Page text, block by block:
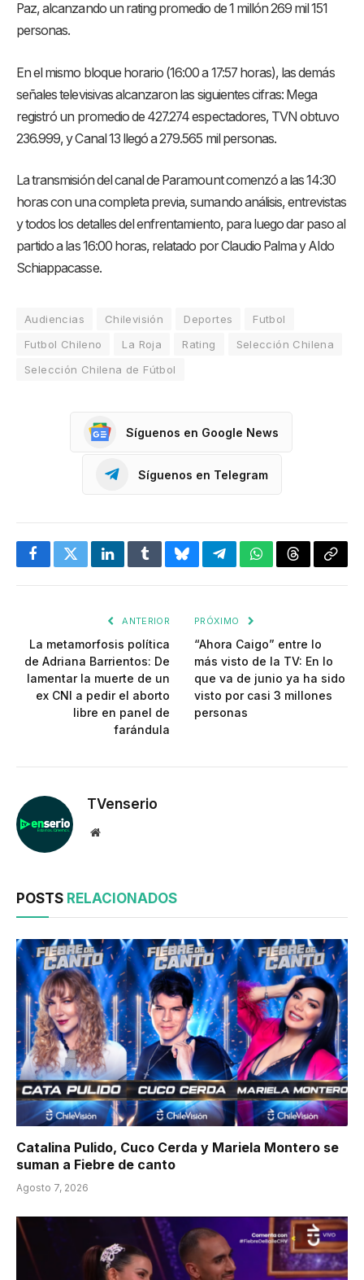
Paz, alcanzando un rating promedio de 1 millón 269 mil 151
personas.
En el mismo bloque horario (16:00 a 17:57 horas), las demás
señales televisivas alcanzaron las siguientes cifras: Mega
registró un promedio de 427.274 espectadores, TVN obtuvo
236.999, y Canal 13 llegó a 279.565 mil personas.
La transmisión del canal de Paramount comenzó a las 14:30
horas con una completa previa, sumando análisis, entrevistas
y todos los detalles del enfrentamiento, para luego dar paso al
partido a las 16:00 horas, relatado por Claudio Palma y Aldo
Schiappacasse.
Audiencias Chilevisión Deportes
Futbol
Futbol Chileno
La Roja Rating
Selección Chilena
Selección Chilena de Fútbol
Síguenos en Google News
Síguenos en Telegram
FacebookTwitterLinkedInTumblrBlueskyTelegramWhatsApp
Threads
ANTERIOR
La metamorfosis política
de Adriana Barrientos: De
lamentar la muerte de un
ex CNI a pedir el aborto
libre en panel de
farándula
PRÓXIMO
“Ahora Caigo” entre lo
más visto de la TV: En lo
que va de junio ya ha sido
visto por casi 3 millones
personas
TVenserio
Website
POSTS RELACIONADOS
Catalina Pulido, Cuco Cerda y Mariela Montero se
suman a Fiebre de canto
Agosto 7, 2026